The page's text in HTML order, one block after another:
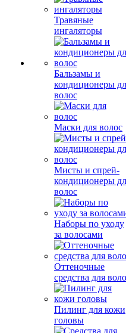
Травяные
ингаляторы
Бальзамы и
кондиционеры
волос
Маски для волос
Мисты и спрей-
кондиционеры
волос
Наборы по уходу
за волосами
Оттеночные
средства для
Пилинг для кожи
головы